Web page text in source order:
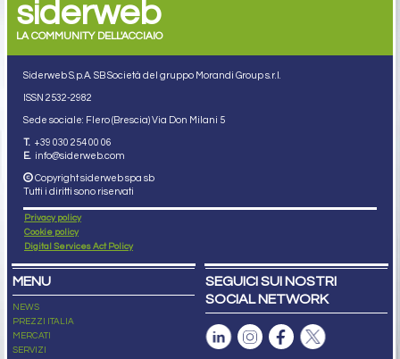
siderweb
LA COMMUNITY DELL'ACCIAIO
Siderweb S.p.A. SB Società del gruppo Morandi Group s.r.l.
ISSN 2532-2982
Sede sociale: Flero (Brescia) Via Don Milani 5
T. +39 030 254 00 06
E. info@siderweb.com
Copyright siderweb spa sb
Tutti i diritti sono riservati
Privacy policy
Cookie policy
Digital Services Act Policy
MENU
NEWS
PREZZI ITALIA
MERCATI
SERVIZI
SEGUICI SUI NOSTRI
SOCIAL NETWORK